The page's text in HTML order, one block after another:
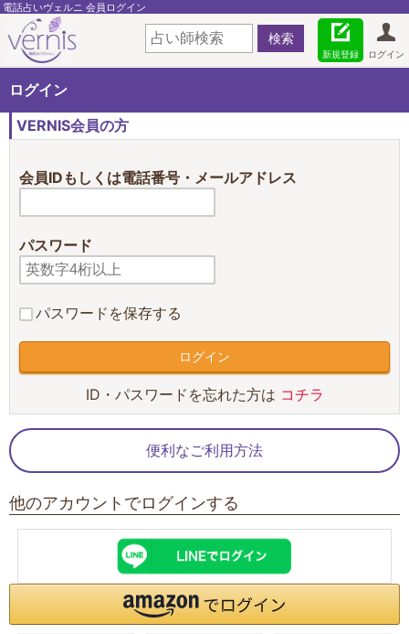
電話占いヴェルニ 会員ログイン
ログイン
新規登録
ログイン
VERNIS会員の方
会員IDもしくは電話番号・メールアドレス
パスワード
パスワードを保存する
ID・パスワードを忘れた方は コチラ
便利なご利用方法
他のアカウントでログインする